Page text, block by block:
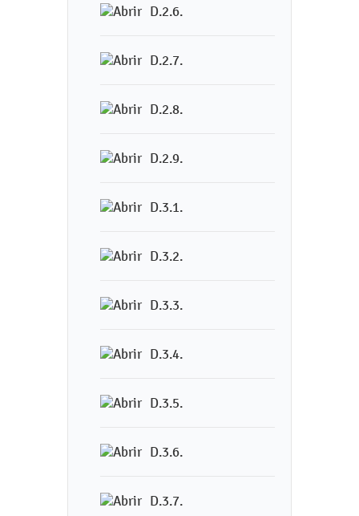
D.2.6.
D.2.7.
D.2.8.
D.2.9.
D.3.1.
D.3.2.
D.3.3.
D.3.4.
D.3.5.
D.3.6.
D.3.7.